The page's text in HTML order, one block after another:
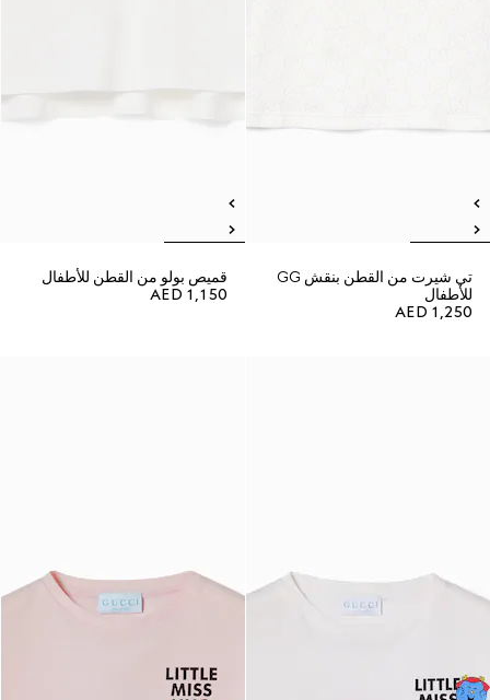
تي شيرت من القطن بنقش GG
للأطفال
AED 1,250
قميص بولو من القطن للأطفال
AED 1,150